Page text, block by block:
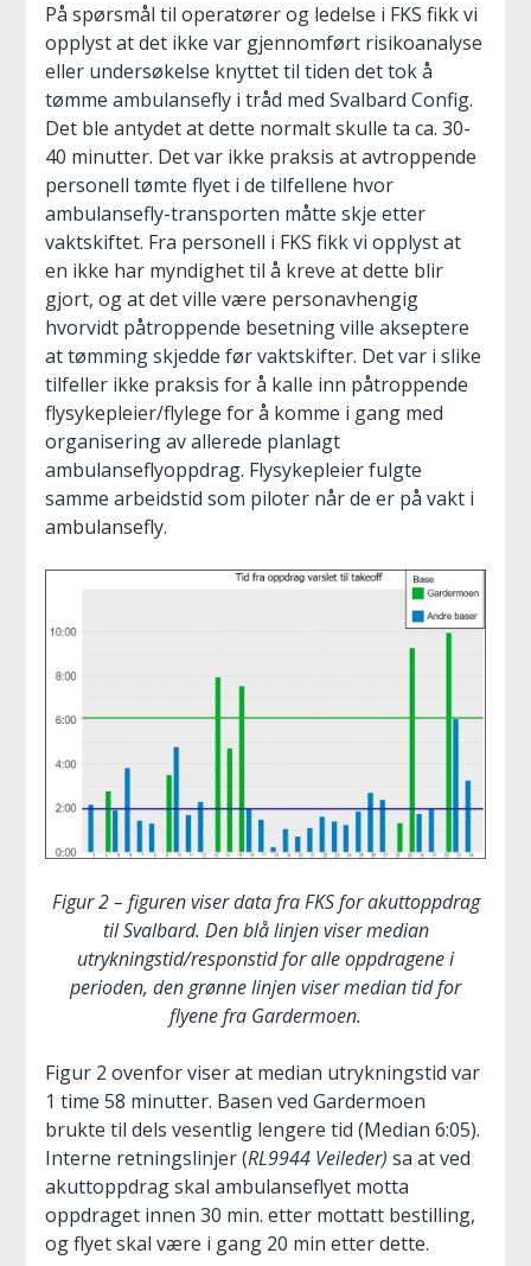
På spørsmål til operatører og ledelse i FKS fikk vi
opplyst at det ikke var gjennomført risikoanalyse
eller undersøkelse knyttet til tiden det tok å
tømme ambulansefly i tråd med Svalbard Config.
Det ble antydet at dette normalt skulle ta ca. 30-
40 minutter. Det var ikke praksis at avtroppende
personell tømte flyet i de tilfellene hvor
ambulansefly-transporten måtte skje etter
vaktskiftet. Fra personell i FKS fikk vi opplyst at
en ikke har myndighet til å kreve at dette blir
gjort, og at det ville være personavhengig
hvorvidt påtroppende besetning ville akseptere
at tømming skjedde før vaktskifter. Det var i slike
tilfeller ikke praksis for å kalle inn påtroppende
flysykepleier/flylege for å komme i gang med
organisering av allerede planlagt
ambulanseflyoppdrag. Flysykepleier fulgte
samme arbeidstid som piloter når de er på vakt i
ambulansefly.
Figur 2 – figuren viser data fra FKS for akuttoppdrag
til Svalbard. Den blå linjen viser median
utrykningstid/responstid for alle oppdragene i
perioden, den grønne linjen viser median tid for
flyene fra Gardermoen.
Figur 2 ovenfor viser at median utrykningstid var
1 time 58 minutter. Basen ved Gardermoen
brukte til dels vesentlig lengere tid (Median 6:05).
Interne retningslinjer (RL9944 Veileder) sa at ved
akuttoppdrag skal ambulanseflyet motta
oppdraget innen 30 min. etter mottatt bestilling,
og flyet skal være i gang 20 min etter dette.